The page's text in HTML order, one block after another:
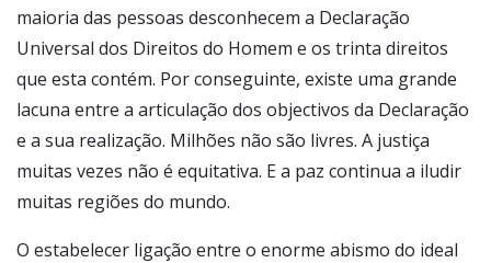
maioria das pessoas desconhecem a Declaração
Universal dos Direitos do Homem e os trinta direitos
que esta contém. Por conseguinte, existe uma grande
lacuna entre a articulação dos objectivos da Declaração
e a sua realização. Milhões não são livres. A justiça
muitas vezes não é equitativa. E a paz continua a iludir
muitas regiões do mundo.
O estabelecer ligação entre o enorme abismo do ideal